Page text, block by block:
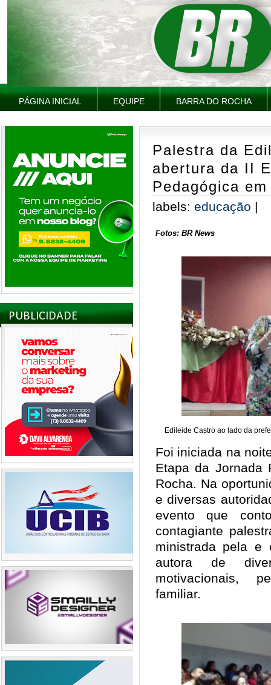
PÁGINA INICIAL EQUIPE BARRA DO ROCHA
PUBLICIDADE
Palestra da
abertura da II
Pedagógica
labels: educação |
Fotos: BR News
Edileide Castro ao lado da
Foi iniciada na
Etapa da Jornada
Rocha. Na
e diversas
evento que
contagiante
ministrada pela e
autora de
motivacionais,
familiar.